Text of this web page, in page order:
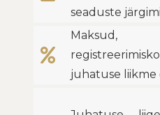
seaduste
Maksud,
juhatuse liikme